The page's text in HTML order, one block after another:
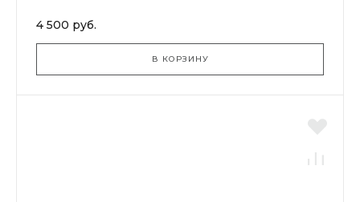
4 500 руб.
В КОРЗИНУ